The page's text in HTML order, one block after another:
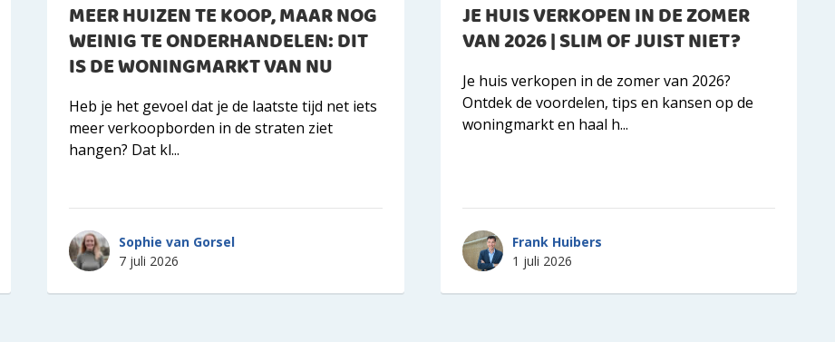
MEER HUIZEN TE KOOP, MAAR NOG
WEINIG TE ONDERHANDELEN: DIT
IS DE WONINGMARKT VAN NU
Heb je het gevoel dat je de laatste tijd net iets
meer verkoopborden in de straten ziet
hangen? Dat kl...
Sophie van Gorsel
7 juli 2026
JE HUIS VERKOPEN IN DE ZOMER
VAN 2026 | SLIM OF JUIST NIET?
Je huis verkopen in de zomer van 2026?
Ontdek de voordelen, tips en kansen op de
woningmarkt en haal h...
Frank Huibers
1 juli 2026